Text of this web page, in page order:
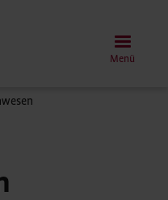
Menü